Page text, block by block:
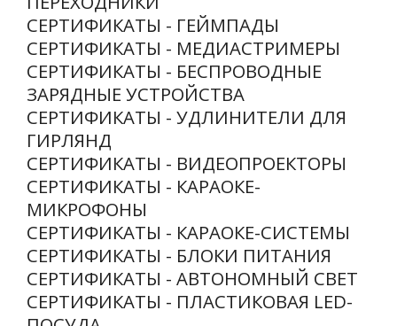
компании
Контакты
Сотрудничество
Новости
Где
купить
Статьи
обзоры
Вакансии
СЕРТИФИКАТЫ - ГЕЙМПАДЫ
СЕРТИФИКАТЫ - МЕДИАСТРИМЕРЫ
СЕРТИФИКАТЫ - БЕСПРОВОДНЫЕ
ЗАРЯДНЫЕ УСТРОЙСТВА
СЕРТИФИКАТЫ - УДЛИНИТЕЛИ ДЛЯ
ГИРЛЯНД
СЕРТИФИКАТЫ - ВИДЕОПРОЕКТОРЫ
СЕРТИФИКАТЫ - КАРАОКЕ-
МИКРОФОНЫ
СЕРТИФИКАТЫ - КАРАОКЕ-СИСТЕМЫ
СЕРТИФИКАТЫ - БЛОКИ ПИТАНИЯ
СЕРТИФИКАТЫ - АВТОНОМНЫЙ СВЕТ
СЕРТИФИКАТЫ - ПЛАСТИКОВАЯ LED-